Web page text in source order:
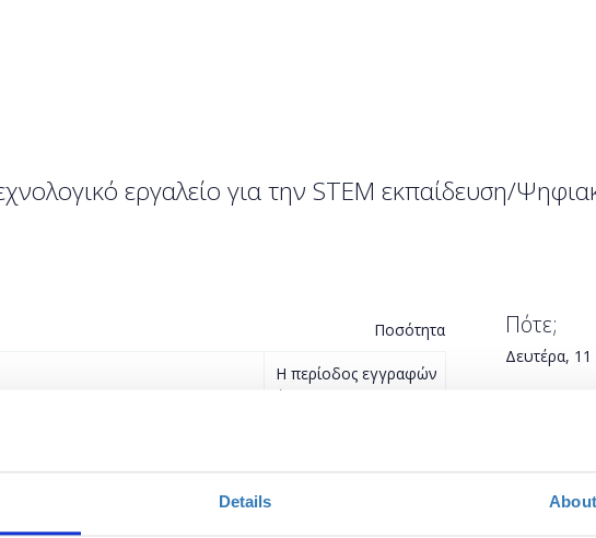
Details About
εργαλείο για την STEM εκπαίδευση/
Ποσότητα
Η περίοδος εγγραφών
έχει λήξει.
Πότε;
Δευτέρα, 11
Πού;
Online